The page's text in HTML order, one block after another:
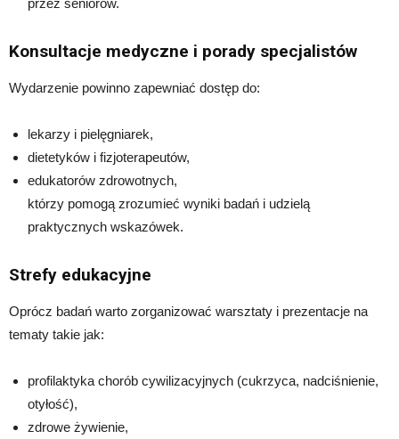
Konsultacje medyczne i porady specjalistów
Wydarzenie powinno zapewniać dostęp do:
lekarzy i pielęgniarek,
dietetyków i fizjoterapeutów,
edukatorów zdrowotnych,
którzy pomogą zrozumieć wyniki badań i udzielą
praktycznych wskazówek.
Strefy edukacyjne
Oprócz badań warto zorganizować warsztaty i prezentacje na
tematy takie jak:
profilaktyka chorób cywilizacyjnych (cukrzyca, nadciśnienie,
otyłość),
zdrowe żywienie,